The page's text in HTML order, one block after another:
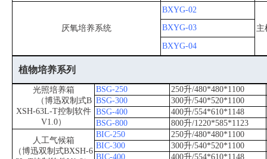
厌氧培养系统
BXYG-02
主
BXYG-03
BXYG-04
植物培养系列
光照培养箱
（博迅双制式B
XSH-63L-T控制软件
V1.0）
BSG-250
250升/480*480*1100
BSG-300
300升/540*520*1100
BSG-400
400升/554*610*1148
BSG-800
800升/1220*585*1123
人工气候箱
（博迅双制式BXSH-6
BIC-250
250升/480*480*1100
BIC-300
300升/540*520*1100
BIC-400
400升/554*610*1148